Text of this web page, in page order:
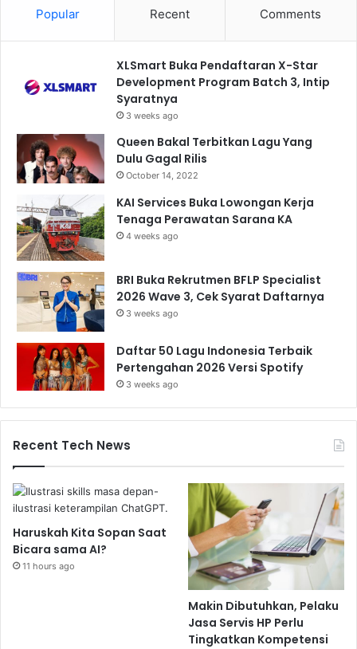
Popular Recent Comments
XLSmart Buka Pendaftaran X-Star
Development Program Batch 3, Intip
Syaratnya
3 weeks ago
Queen Bakal Terbitkan Lagu Yang
Dulu Gagal Rilis
October 14, 2022
KAI Services Buka Lowongan Kerja
Tenaga Perawatan Sarana KA
4 weeks ago
BRI Buka Rekrutmen BFLP Specialist
2026 Wave 3, Cek Syarat Daftarnya
3 weeks ago
Daftar 50 Lagu Indonesia Terbaik
Pertengahan 2026 Versi Spotify
3 weeks ago
Recent Tech News
Haruskah Kita Sopan Saat
Bicara sama AI?
11 hours ago
Makin Dibutuhkan, Pelaku
Jasa Servis HP Perlu
Tingkatkan Kompetensi